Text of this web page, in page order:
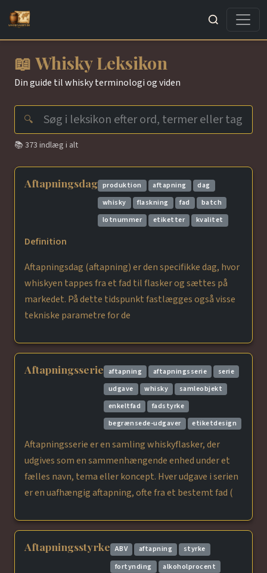
Søg
📖 Whisky Leksikon
Din guide til whisky terminologi og viden
🔍
📚 373 indlæg i alt
Aftapningsdag produktion aftapning
dag
whisky
flaskning fad
batch
lotnummer
etiketter kvalitet
Definition
Aftapningsdag (aftapning) er den specifikke dag, hvor
whiskyen tappes fra et fad til flasker og sættes på
markedet. På dette tidspunkt fastlægges også visse
tekniske parametre for de
Aftapningsserie aftapning aftapningsserie
serie
udgave
whisky
samleobjekt
enkeltfad
fadstyrke
begrænsede-udgaver
etiketdesign
Aftapningsserie er en samling whiskyflasker, der
udgives som en sammenhængende enhed under et
fælles navn, tema eller koncept. Hver udgave i serien
er en uafhængig aftapning, ofte fra et bestemt fad (
Aftapningsstyrke ABV aftapning
styrke
fortynding
alkoholprocent